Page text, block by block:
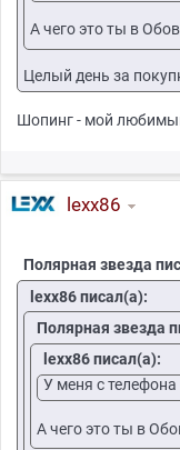
А чего это ты в
Целый день за
Шопинг - мой
lexx86
Полярная звезда
lexx86 писал(а):
Полярная звезда
lexx86 писал(а):
У меня с телефона
А чего это ты в